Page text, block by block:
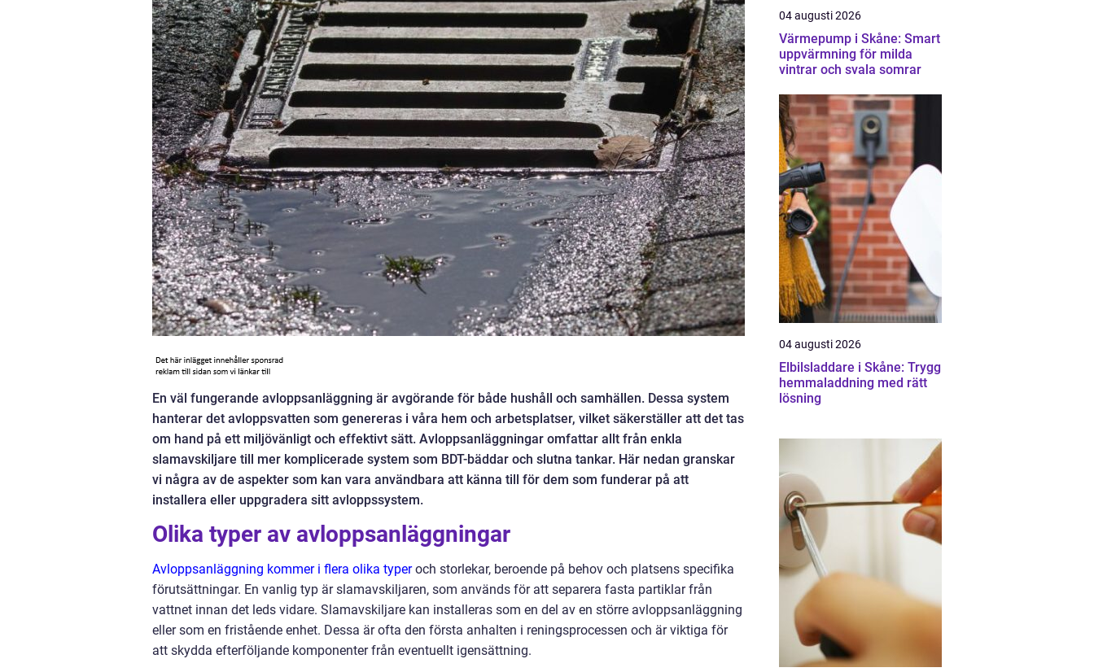
En väl fungerande avloppsanläggning är avgörande för både hushåll och samhällen. Dessa system
hanterar det avloppsvatten som genereras i våra hem och arbetsplatser, vilket säkerställer att det tas
om hand på ett miljövänligt och effektivt sätt. Avloppsanläggningar omfattar allt från enkla
slamavskiljare till mer komplicerade system som BDT-bäddar och slutna tankar. Här nedan granskar
vi några av de aspekter som kan vara användbara att känna till för dem som funderar på att
installera eller uppgradera sitt avloppssystem.
Olika typer av avloppsanläggningar
Avloppsanläggning kommer i flera olika typeroch storlekar, beroende på behov och platsens specifika
förutsättningar. En vanlig typ är slamavskiljaren, som används för att separera fasta partiklar från
vattnet innan det leds vidare. Slamavskiljare kan installeras som en del av en större avloppsanläggning
eller som en fristående enhet. Dessa är ofta den första anhalten i reningsprocessen och är viktiga för
att skydda efterföljande komponenter från eventuellt igensättning.
04 augusti 2026
Värmepump i Skåne: Smart
uppvärmning för milda
vintrar och svala somrar
04 augusti 2026
Elbilsladdare i Skåne: Trygg
hemmaladdning med rätt
lösning